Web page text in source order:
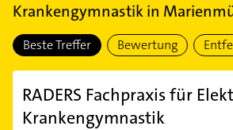
Krankengymnastikin
Beste Treffer Bewertung
RADERS Fachpraxis für
Krankengymnastik